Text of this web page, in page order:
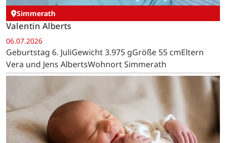
Simmerath
Valentin Alberts
06.07.2026
Geburtstag 6. JuliGewicht 3.975 gGröße 55 cmEltern
Vera und Jens AlbertsWohnort Simmerath